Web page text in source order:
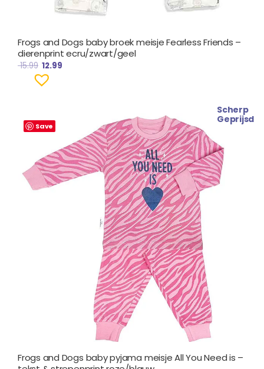
Frogs and Dogs baby broek meisje Fearless Friends –
dierenprint ecru/zwart/geel
15.99 12.99
Save
Scherp
Geprijsd
Frogs and Dogs baby pyjama meisje All You Need is –